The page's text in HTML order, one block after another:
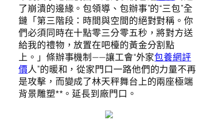
了崩潰的邊緣。包領導、包辦事”的“三包”全
鏈「第三階段：時間與空間的絕對對稱。你
們必須同時在十點零三分零五秒，將對方送
給我的禮物，放置在吧檯的黃金分割點
上。」條辦事機制——讓工會“外家包養網評
價人”的暖和，從家門口一路他們的力量不再
是攻擊，而變成了林天秤舞台上的兩座極端
背景雕塑**。延長到廠門口。